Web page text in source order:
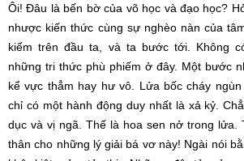
Ôi! Đâu là bến bờ của võ học và đạo học?
nhược kiến thức cùng sự nghèo nàn của
kiếm trên đầu ta, và ta bước tới . Không
những tri thức phù phiếm ở đây. Một bước
kểvực thẳm hay hư vô . Lửa bốc cháy
chỉ có một hành động duy nhấtlà xả kỷ.
dục và vị ngã . Thế là hoa sen nở trong lửa.
thân cho những lý giải bá vơ này! Ngài nói